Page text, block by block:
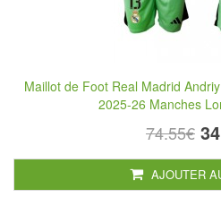
Maillot de Foot Real Madrid
2025-26 Manches
74.55€
AJOUTER